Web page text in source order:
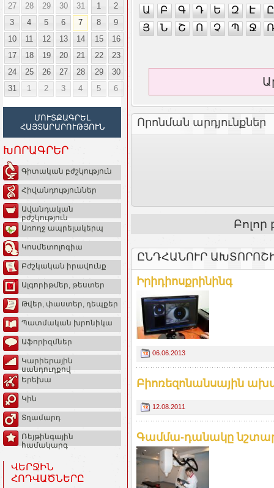
27
28 29 30 31 1
2
3
4 5 6 7 8
9
10
11 12 13 14 15
16
17
18 19 20 21 22
23
24
25 26 27 28 29
30
31
1 2 3 4 5 6
ՄՈՒՏՔԱԳՐԵԼ
ՀԱՅՏԱՐԱՐՈՒԹՅՈՒՆ
ԽՈՐԱԳՐԵՐ
Գիտական բժշկություն
Հիվանդություններ
Ավանդական
բժշկություն
Առողջ ապրելակերպ
Կոսմետոլոգիա
Բժշկական իրավունք
Ալգորիթմեր, թեստեր
Թվեր, փաստեր, դեպքեր
Պատմական խրոնիկա
Աֆորիզմներ
Կարիերային
սանդուղքով
Երեխա
Կին
Տղամարդ
Ռեյթինգային
համակարգ
ՎԵՐՋԻՆ
ՀՈԴՎԱԾՆԵՐԸ
Ա Բ Գ Դ Ե Զ Է
Ը
Յ
Ն Շ Ո Չ Պ Ջ Ռ
Որոնման արդյունքներ
ԸՆԴՀԱՆՈՒՐ
Իրիդիոսքրինինգ
06.06.2013
Բիոռեզոնանսային
12.08.2011
Գամմա-դանակը